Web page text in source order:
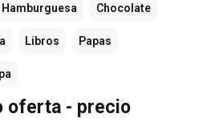
Hamburguesa Chocolate
Libros Papas
oferta - precio